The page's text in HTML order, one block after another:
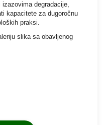
degradacije,
kapacitete za dugoročnu
praksi.
slika sa obavljenog